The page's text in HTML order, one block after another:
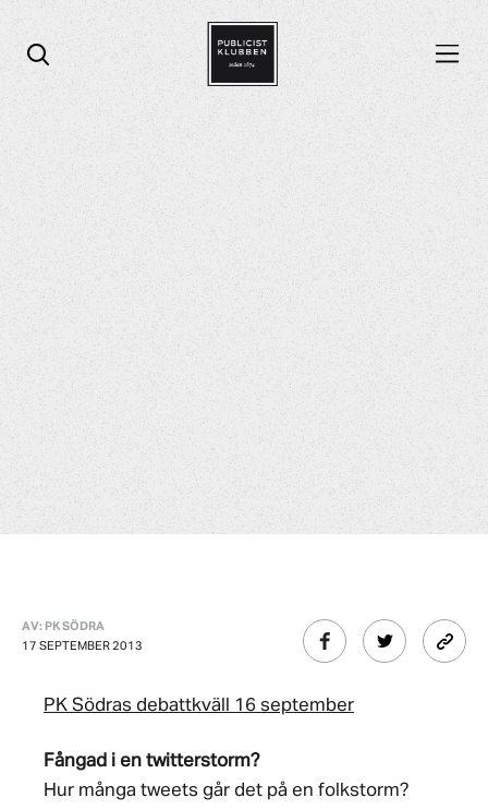
Öppna sök
Öppna menyn
AV: PK SÖDRA
17 SEPTEMBER 2013
PK Södras debattkväll 16 september
Fångad i en twitterstorm?
Hur många tweets går det på en folkstorm?